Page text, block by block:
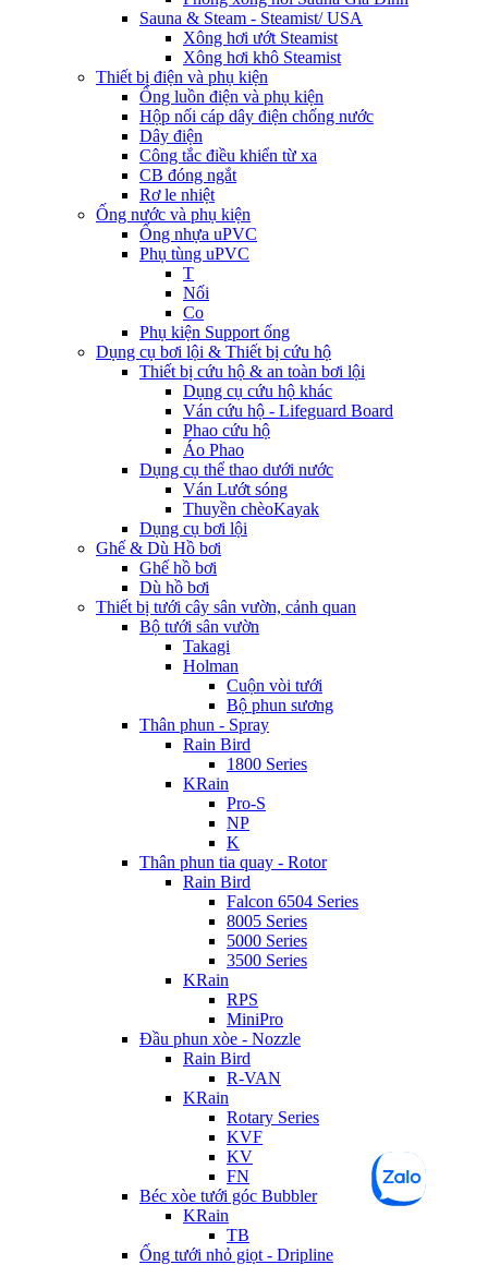
Sauna & Steam - Steamist/ USA
Xông hơi ướt Steamist
Xông hơi khô Steamist
Thiết bị điện và phụ kiện
Ống luồn điện và phụ kiện
Hộp nối cáp dây điện chống nước
Dây điện
Công tắc điều khiển từ xa
CB đóng ngắt
Rơ le nhiệt
Ống nước và phụ kiện
Ống nhựa uPVC
Phụ tùng uPVC
T
Nối
Co
Phụ kiện Support ống
Dụng cụ bơi lội & Thiết bị cứu hộ
Thiết bị cứu hộ & an toàn bơi lội
Dụng cụ cứu hộ khác
Ván cứu hộ - Lifeguard Board
Phao cứu hộ
Áo Phao
Dụng cụ thể thao dưới nước
Ván Lướt sóng
Thuyền chèoKayak
Dụng cụ bơi lội
Ghế & Dù Hồ bơi
Ghế hồ bơi
Dù hồ bơi
Thiết bị tưới cây sân vườn, cảnh quan
Bộ tưới sân vườn
Takagi
Holman
Cuộn vòi tưới
Bộ phun sương
Thân phun - Spray
Rain Bird
1800 Series
KRain
Pro-S
NP
K
Thân phun tia quay - Rotor
Rain Bird
Falcon 6504 Series
8005 Series
5000 Series
3500 Series
KRain
RPS
MiniPro
Đầu phun xòe - Nozzle
Rain Bird
R-VAN
KRain
Rotary Series
KVF
KV
FN
Béc xòe tưới góc Bubbler
KRain
TB
Ống tưới nhỏ giọt - Dripline